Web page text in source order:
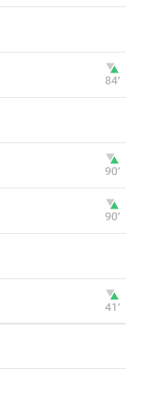
84‎’‎
90‎’‎
90‎’‎
41‎’‎